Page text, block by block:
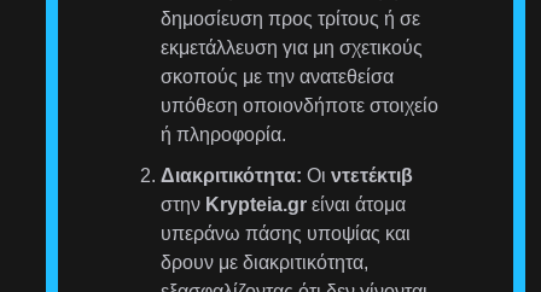
δημοσίευση προς τρίτους ή σε
εκμετάλλευση για μη σχετικούς
σκοπούς με την ανατεθείσα
υπόθεση οποιονδήποτε στοιχείο
ή πληροφορία.
Διακριτικότητα: Οιντετέκτιβ
στην Krypteia.gr είναι άτομα
υπεράνω πάσης υποψίας και
δρουν με διακριτικότητα,